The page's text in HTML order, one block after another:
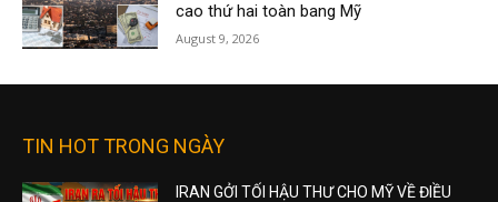
cao thứ hai toàn bang Mỹ
August 9, 2026
TIN HOT TRONG NGÀY
IRAN GỞI TỐI HẬU THƯ CHO MỸ VỀ ĐIỀU